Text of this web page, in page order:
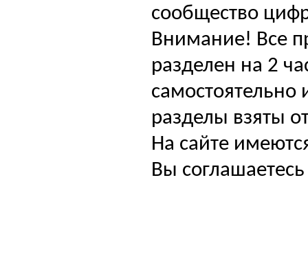
сообщество
Внимание! Все
разделен на 2
самостоятельно
разделы взяты
На сайте
Вы